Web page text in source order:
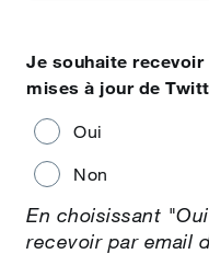
Je souhaite
mises à jour de
Oui
Non
En choisissant
recevoir par email